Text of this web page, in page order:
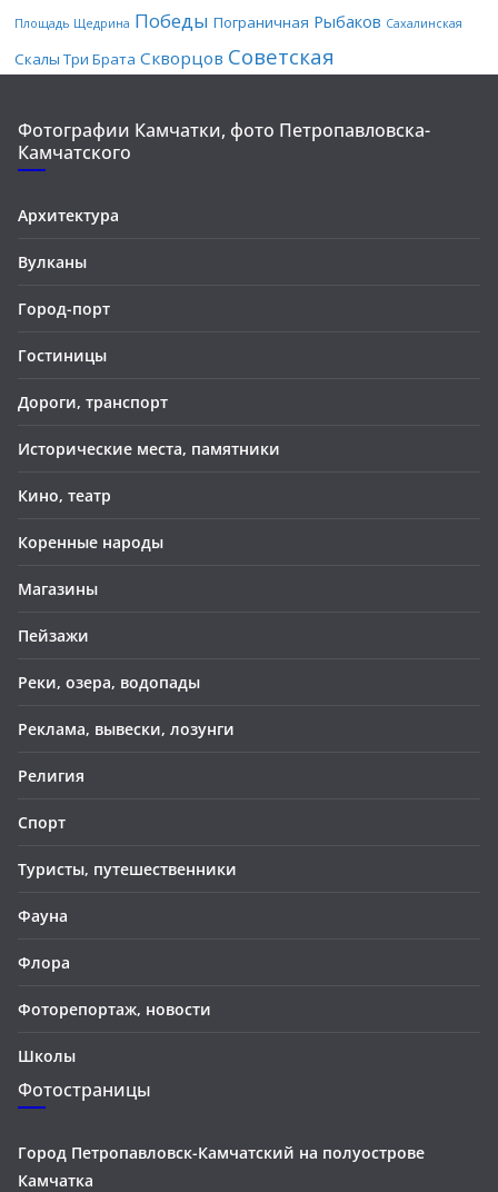
Площадь Щедрина Победы Пограничная Рыбаков Сахалинская
Скалы Три Брата Скворцов Советская
Фотографии Камчатки, фото Петропавловска-
Камчатского
Архитектура
Вулканы
Город-порт
Гостиницы
Дороги, транспорт
Исторические места, памятники
Кино, театр
Коренные народы
Магазины
Пейзажи
Реки, озера, водопады
Реклама, вывески, лозунги
Религия
Спорт
Туристы, путешественники
Фауна
Флора
Фоторепортаж, новости
Школы
Фотостраницы
Город Петропавловск-Камчатский на полуострове
Камчатка